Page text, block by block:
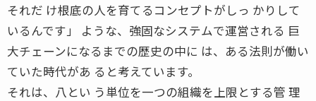
それだ け根底の人を育てるコンセプトがしっ かりして
いるんです」 ような、強固なシステムで運営される 巨
大チェーンになるまでの歴史の中に は、ある法則が働い
ていた時代があ ると考えています。
それは、八とい う単位を一つの組織を上限とする管 理